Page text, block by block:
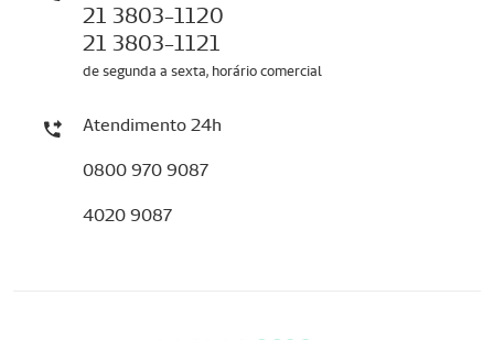
21 3803-1120
21 3803-1121
de segunda a sexta, horário comercial
Atendimento 24h
0800 970 9087
4020 9087